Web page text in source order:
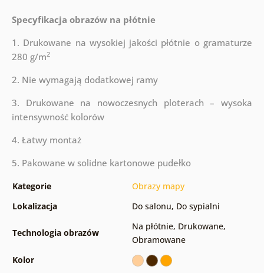
Specyfikacja obrazów na płótnie
1. Drukowane na wysokiej jakości płótnie o gramaturze
280 g/m2
2. Nie wymagają dodatkowej ramy
3. Drukowane na nowoczesnych ploterach – wysoka
intensywność kolorów
4. Łatwy montaż
5. Pakowane w solidne kartonowe pudełko
Kategorie
Obrazy mapy
Lokalizacja
Do salonu, Do sypialni
Technologia obrazów
Na płótnie, Drukowane,
Obramowane
Kolor